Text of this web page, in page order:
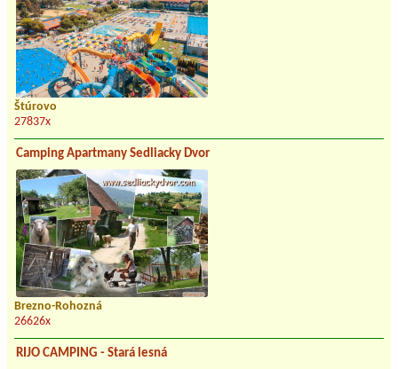
Štúrovo
27837x
Camping Apartmany Sedliacky Dvor
Brezno-Rohozná
26626x
RIJO CAMPING - Stará lesná